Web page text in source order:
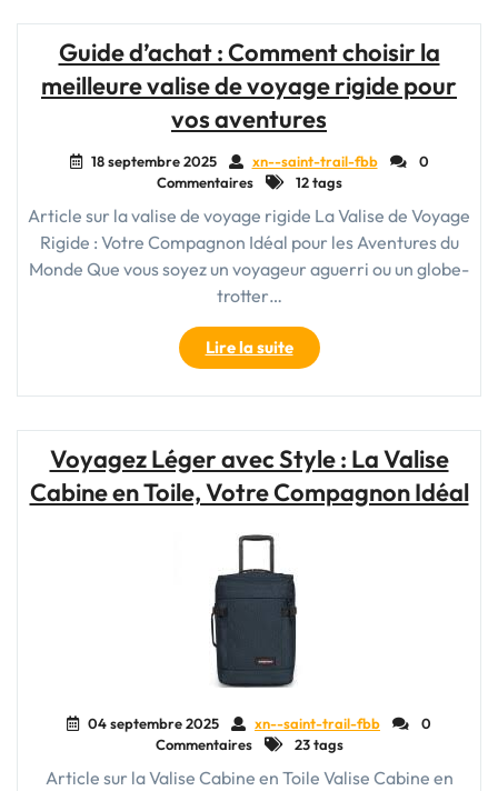
roulette
:
l’alliée
indispensable
des
globe-
trotters
modernes"
Guide d’achat : Comment choisir la
meilleure valise de voyage rigide pour
vos aventures
18 septembre 2025 xn--saint-trail-fbb
0
Commentaires
12 tags
Article sur la valise de voyage rigide La Valise de Voyage
Rigide : Votre Compagnon Idéal pour les Aventures du
Monde Que vous soyez un voyageur aguerri ou un globe-
trotter…
Lire la suite"Guide
d’achat
:
la
meilleure
rigide
pour
aventures"
Voyagez Léger avec Style : La Valise
Cabine en Toile, Votre Compagnon Idéal
04 septembre 2025 xn--saint-trail-fbb
0
Commentaires
23 tags
Article sur la Valise Cabine en Toile Valise Cabine en